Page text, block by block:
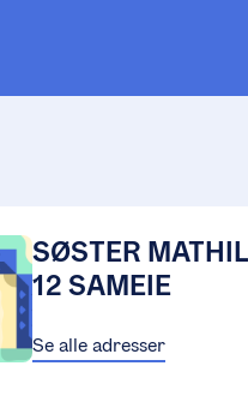
SØSTER
12 SAMEIE
Se alle adresser